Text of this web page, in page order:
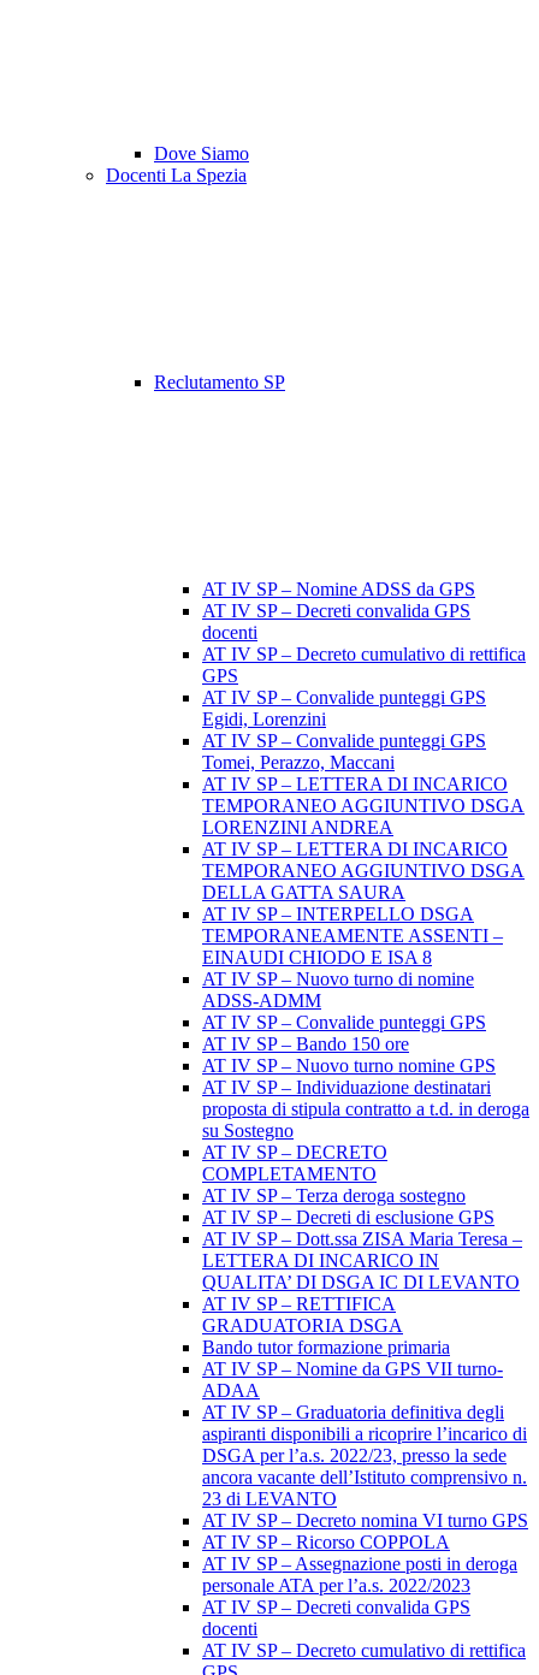
Dove Siamo
Docenti La Spezia
Reclutamento SP
AT IV SP – Nomine ADSS da GPS
AT IV SP – Decreti convalida GPS
docenti
AT IV SP – Decreto cumulativo di rettifica
GPS
AT IV SP – Convalide punteggi GPS
Egidi, Lorenzini
AT IV SP – Convalide punteggi GPS
Tomei, Perazzo, Maccani
AT IV SP – LETTERA DI INCARICO
TEMPORANEO AGGIUNTIVO DSGA
LORENZINI ANDREA
AT IV SP – LETTERA DI INCARICO
TEMPORANEO AGGIUNTIVO DSGA
DELLA GATTA SAURA
AT IV SP – INTERPELLO DSGA
TEMPORANEAMENTE ASSENTI –
EINAUDI CHIODO E ISA 8
AT IV SP – Nuovo turno di nomine
ADSS-ADMM
AT IV SP – Convalide punteggi GPS
AT IV SP – Bando 150 ore
AT IV SP – Nuovo turno nomine GPS
AT IV SP – Individuazione destinatari
proposta di stipula contratto a t.d. in deroga
su Sostegno
AT IV SP – DECRETO
COMPLETAMENTO
AT IV SP – Terza deroga sostegno
AT IV SP – Decreti di esclusione GPS
AT IV SP – Dott.ssa ZISA Maria Teresa –
LETTERA DI INCARICO IN
QUALITA’ DI DSGA IC DI LEVANTO
AT IV SP – RETTIFICA
GRADUATORIA DSGA
Bando tutor formazione primaria
AT IV SP – Nomine da GPS VII turno-
ADAA
AT IV SP – Graduatoria definitiva degli
aspiranti disponibili a ricoprire l’incarico di
DSGA per l’a.s. 2022/23, presso la sede
ancora vacante dell’Istituto comprensivo n.
23 di LEVANTO
AT IV SP – Decreto nomina VI turno GPS
AT IV SP – Ricorso COPPOLA
AT IV SP – Assegnazione posti in deroga
personale ATA per l’a.s. 2022/2023
AT IV SP – Decreti convalida GPS
docenti
AT IV SP – Decreto cumulativo di rettifica